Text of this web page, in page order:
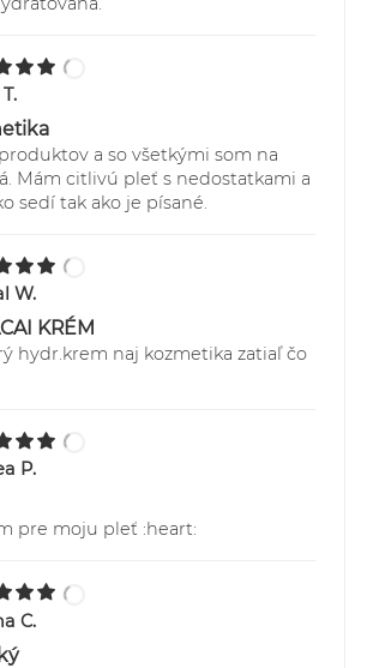
zásielok je možné
webstránky:
slovakia.sk/index.php
a so všetkými som na
Mám citlivú pleť s nedostatkami a
sedí tak ako je písané.
W.
KRÉM
hydr.krem naj kozmetika zatiaľ čo
P.
pre moju pleť :heart:️
C.